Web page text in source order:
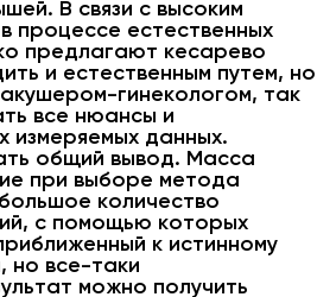
В связи с высоким
процессе естественных
предлагают кесарево
и естественным путем, но
гинекологом, так
все нюансы и
измеряемых данных.
общий вывод. Масса
при выборе метода
количество
с помощью которых
к истинному
но все-таки
можно получить